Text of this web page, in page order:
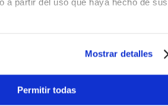
Mostrar detalles
Permitir todas